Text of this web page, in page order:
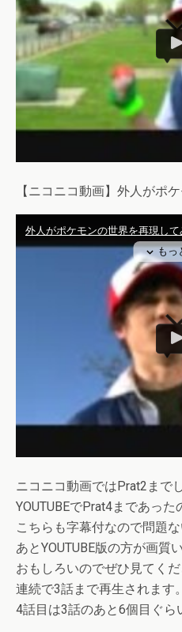
【ニコニコ動画】外人がポ
ニコニコ動画ではPrat2まで
YOUTUBEでPrat4まであっ
こちらも字幕付なので問題
あとYOUTUBE版の方が画質
おもしろいのでぜひ見てくだ
連続で3話まで再生されます。
4話目は3話のあと6個目ぐら